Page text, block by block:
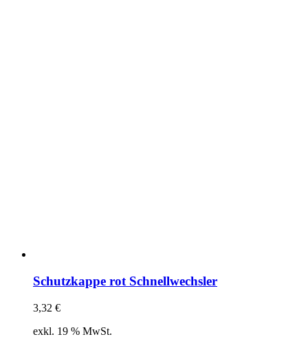
Schutzkappe rot Schnellwechsler
3,32 €
exkl. 19 % MwSt.